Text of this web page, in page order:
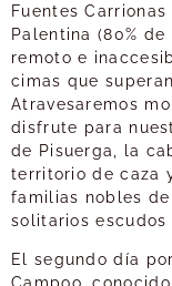
Fuentes
Palentina (80%
remoto e
cimas que
Atravesaremos
disfrute para
de Pisuerga, la
territorio de caza
familias nobles
solitarios escudos
El segundo día